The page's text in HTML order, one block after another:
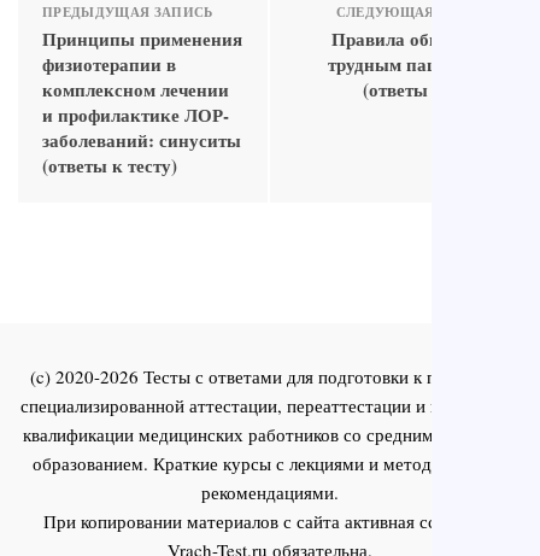
ПРЕДЫДУЩАЯ ЗАПИСЬ
Принципы применения
физиотерапии в
комплексном лечении
и профилактике ЛОР-
заболеваний: синуситы
(ответы к тесту)
СЛЕДУЮЩАЯ ЗАПИСЬ
Правила общения с
трудным пациентом
(ответы к тесту)
(c) 2020-2026 Тесты с ответами для подготовки к первичной
специализированной аттестации, переаттестации и повышения
квалификации медицинских работников со средним и высшим
образованием. Краткие курсы с лекциями и методическими
рекомендациями.
При копировании материалов с сайта активная ссылка на
Vrach-Test.ru обязательна.